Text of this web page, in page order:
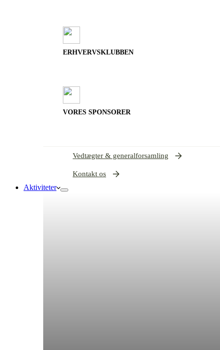
ERHVERVSKLUBBEN
VORES SPONSORER
Vedtægter & generalforsamling
Kontakt os
Aktiviteter